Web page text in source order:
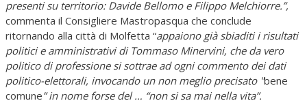
presenti su territorio: Davide Bellomo e Filippo Melchiorre.”,
commenta il Consigliere Mastropasqua che conclude
ritornando alla città di Molfetta “appaiono già sbiaditi i risultati
politici e amministrativi di Tommaso Minervini, che da vero
politico di professione si sottrae ad ogni commento dei dati
politico-elettorali, invocando un non meglio precisato "bene
comune” in nome forse del … “non si sa mai nella vita”.